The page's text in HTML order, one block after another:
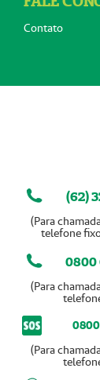
Contato
(62)
(Para
telefone
0800
(Para
(Para